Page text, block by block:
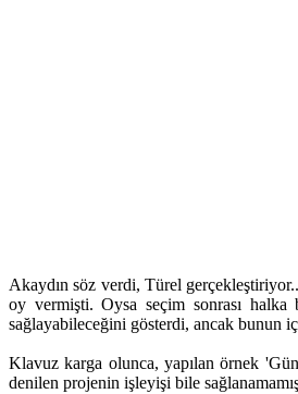
Akaydın söz verdi, Türel
oy vermişti. Oysa seçim sonrası
sağlayabileceğini gösterdi, ancak bunun
Klavuz karga olunca, yapılan örnek
denilen projenin işleyişi bile